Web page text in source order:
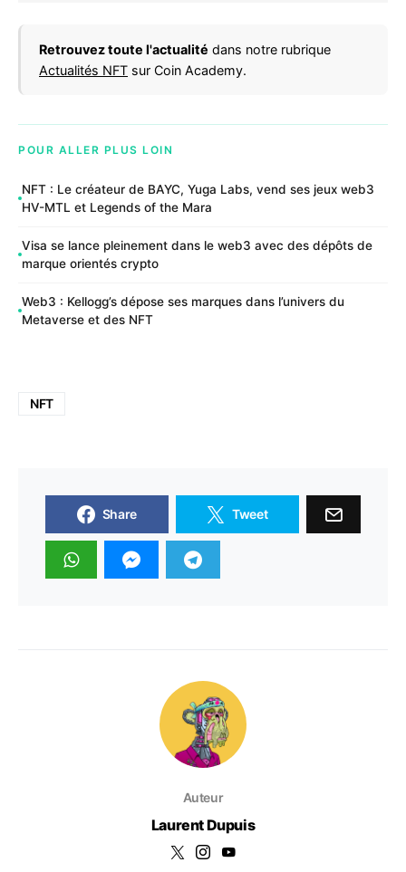
Retrouvez toute l'actualité dans notre rubrique
Actualités NFT sur Coin Academy.
POUR ALLER PLUS LOIN
NFT : Le créateur de BAYC, Yuga Labs, vend ses jeux web3
HV-MTL et Legends of the Mara
Visa se lance pleinement dans le web3 avec des dépôts de
marque orientés crypto
Web3 : Kellogg’s dépose ses marques dans l’univers du
Metaverse et des NFT
NFT
Share Tweet
Auteur
Laurent Dupuis